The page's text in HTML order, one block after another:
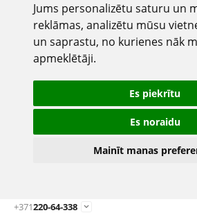
Jums personalizētu saturu un
reklāmas, analizētu mūsu
un saprastu, no kurienes nāk
apmeklētāji.
Es piekrītu
Es noraidu
Mainīt manas
+371220-64-338 